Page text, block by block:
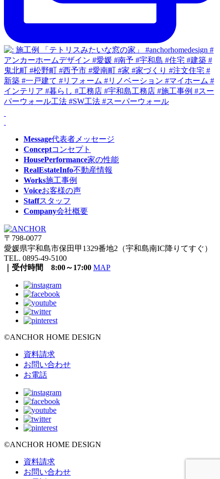
Message代表者メッセージ
Conceptコンセプト
HousePerformance家の性能
RealEstateInfo不動産情報
Works施工事例
Voiceお客様の声
Staffスタッフ
Company会社概要
〒798-0077
愛媛県宇和島市保田甲1329番地2（宇和島南IC降りてすぐ）
TEL. 0895-49-5100
｜受付時間 8:00～17:00 MAP
©ANCHOR HOME DESIGN
資料請求
お問い合わせ
お電話
©ANCHOR HOME DESIGN
資料請求
お問い合わせ